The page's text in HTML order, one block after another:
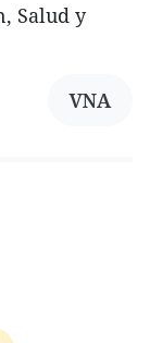
Salud y
VNA